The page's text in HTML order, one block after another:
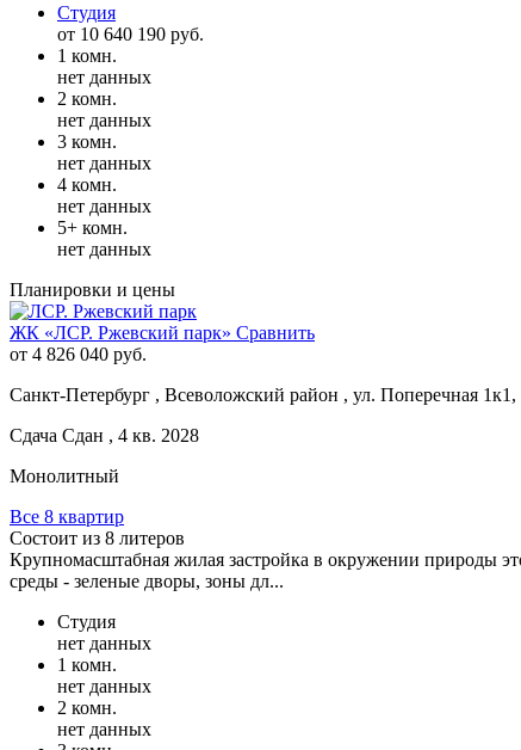
Студия
от 10 640 190 руб.
1 комн.
нет данных
2 комн.
нет данных
3 комн.
нет данных
4 комн.
нет данных
5+ комн.
нет данных
Планировки и цены
ЖК «ЛСР. Ржевский парк» Сравнить
от 4 826 040 руб.
Санкт-Петербург , Всеволожский район , ул. Поперечная 1к1,
Сдача Сдан , 4 кв. 2028
Монолитный
Все 8 квартир
Состоит из 8 литеров
Крупномасштабная жилая застройка в окружении природы
среды - зеленые дворы, зоны дл...
Студия
нет данных
1 комн.
нет данных
2 комн.
нет данных